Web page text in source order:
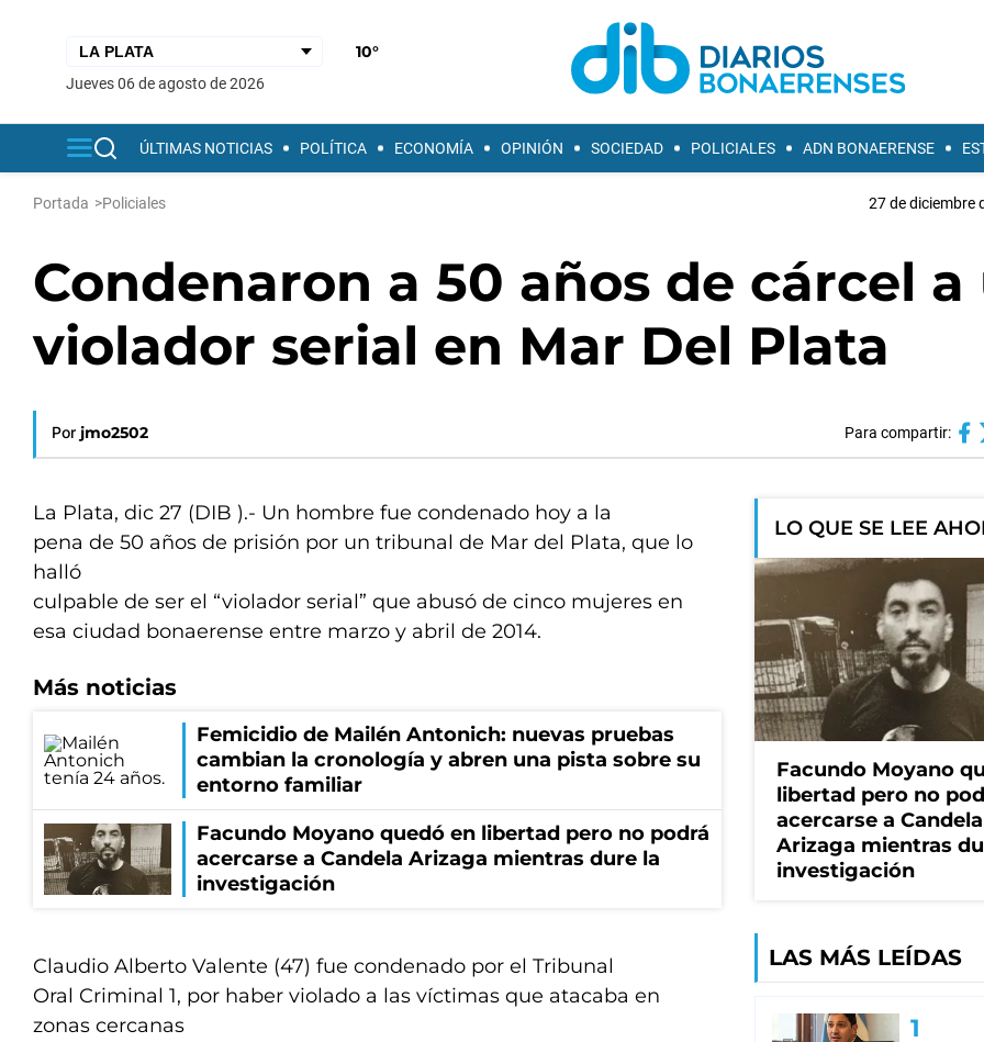
10°
jueves 06 de agosto de 2026
ÚLTIMAS NOTICIAS POLÍTICA ECONOMÍA OPINIÓN SOCIEDAD POLICIALES ADN BONAERENSE
Portada >Policiales 27 de diciembre
Condenaron a 50 años de cárcel a
violador serial en Mar Del Plata
Por jmo2502 Para compartir:
La Plata, dic 27 (DIB ).- Un hombre fue condenado hoy a la
pena de 50 años de prisión por un tribunal de Mar del Plata, que lo
halló
culpable de ser el “violador serial” que abusó de cinco mujeres en
esa ciudad bonaerense entre marzo y abril de 2014.
Más noticias
Femicidio de Mailén Antonich: nuevas pruebas
cambian la cronología y abren una pista sobre su
entorno familiar
Facundo Moyano quedó en libertad pero no podrá
acercarse a Candela Arizaga mientras dure la
investigación
Claudio Alberto Valente (47) fue condenado por el Tribunal
Oral Criminal 1, por haber violado a las víctimas que atacaba en
zonas cercanas
LO QUE SE LEE
Facundo Moyano
libertad pero no
acercarse a Candela
Arizaga mientras
investigación
LAS MÁS LEÍDAS